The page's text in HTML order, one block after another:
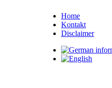
Home
Kontakt
Disclaimer